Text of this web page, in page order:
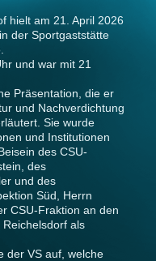
hielt am 21. April 2026
der Sportgaststätte
und war mit 21
Präsentation, die er
und Nachverdichtung
Sie wurde
und Institutionen
des CSU-
des
und des
Süd, Herrn
CSU-Fraktion an den
als
der VS auf, welche